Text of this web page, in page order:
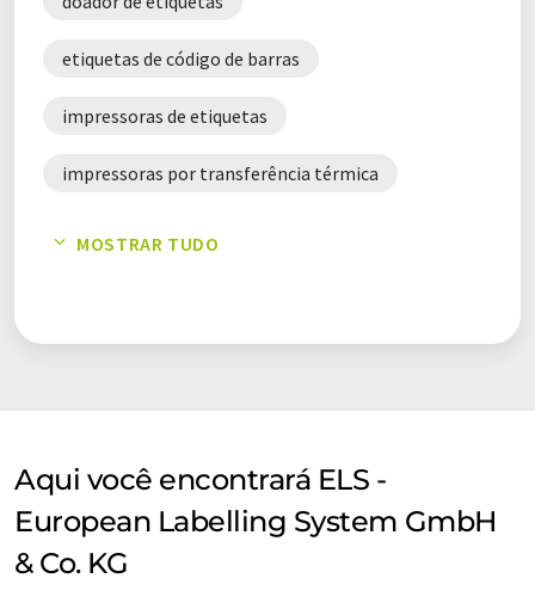
etiquetas de código de barras
impressoras de etiquetas
impressoras por transferência térmica
MOSTRAR TUDO
Aqui você encontrará ELS -
European Labelling System GmbH
& Co. KG